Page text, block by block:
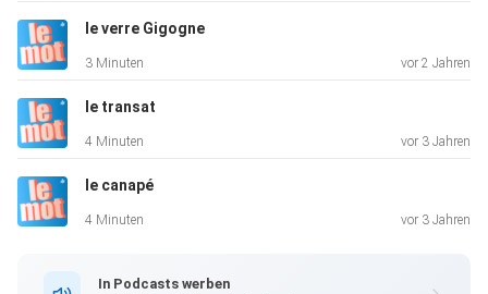
le verre Gigogne
3 Minuten vor 2 Jahren
le transat
4 Minuten vor 3 Jahren
le canapé
4 Minuten vor 3 Jahren
In Podcasts werben